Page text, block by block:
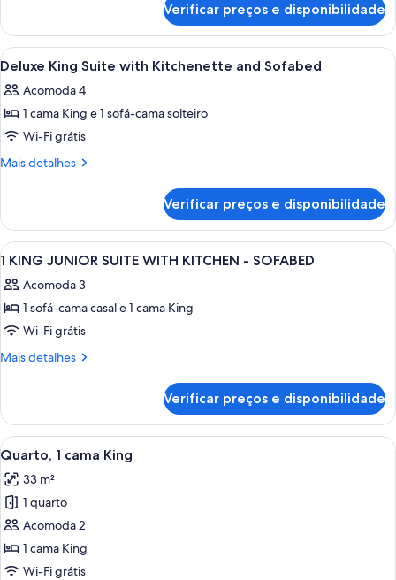
with
Kitchen
King
Suite
with
Verificar preços e disponibilidade
Carrega
todas
as
fotos
de
Deluxe
with
Kitchenette
and
Sofabed
Roupas de cama premium, cofres
6
Deluxe King Suite with Kitchenette and Sofabed
Acomoda 4
1 cama King e 1 sofá-cama solteiro
Wi-Fi grátis
Mais detalhes
Mais
King
Suite
with
and
Sofabed
Verificar preços e disponibilidade
Carrega
todas
as
fotos
de
1
SUITE
WITH
KITCHEN
-
SOFABED
Quarto de hotel com cama, sofá,
6
1 KING JUNIOR SUITE WITH KITCHEN - SOFABED
Acomoda 3
1 sofá-cama casal e 1 cama King
Wi-Fi grátis
Mais detalhes
Mais
KING
JUNIOR
SUITE
KITCHEN
SOFABED
Verificar preços e disponibilidade
Carrega
todas
as
fotos
de
Quarto,
1
Quarto de hotel com cama,
11
Quarto, 1 cama King
33 m²
1 quarto
Acomoda 2
1 cama King
Wi-Fi grátis